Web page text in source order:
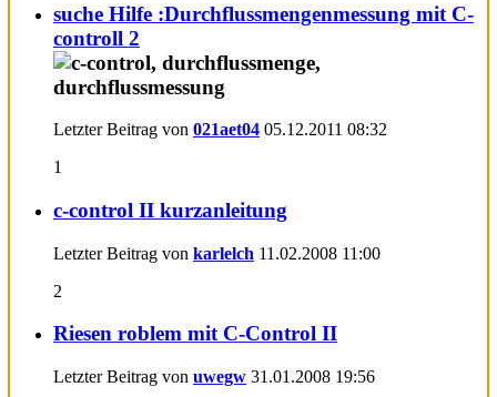
suche Hilfe :Durchflussmengenmessung mit C-
controll 2
Letzter Beitrag von 021aet04 05.12.2011 08:32
1
c-control II kurzanleitung
Letzter Beitrag von karlelch 11.02.2008 11:00
2
Riesen roblem mit C-Control II
Letzter Beitrag von uwegw 31.01.2008 19:56